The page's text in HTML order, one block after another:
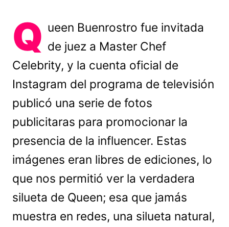
Q ueen Buenrostro fue invitada
de juez a Master Chef
Celebrity, y la cuenta oficial de
Instagram del programa de televisión
publicó una serie de fotos
publicitaras para promocionar la
presencia de la influencer. Estas
imágenes eran libres de ediciones, lo
que nos permitió ver la verdadera
silueta de Queen; esa que jamás
muestra en redes, una silueta natural,